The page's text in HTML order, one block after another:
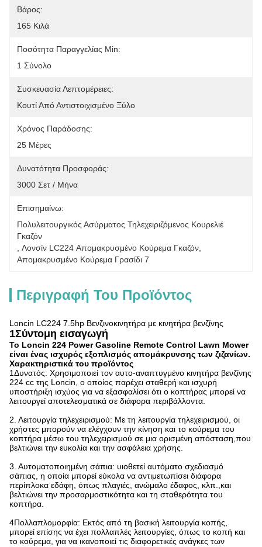
Βάρος:
165 Κιλά
Ποσότητα Παραγγελίας Min:
1 Σύνολο
Συσκευασία Λεπτομέρειες:
Κουτί Από Αντιστοιχισμένο Ξύλο
Χρόνος Παράδοσης:
25 Μέρες
Δυνατότητα Προσφοράς:
3000 Σετ / Μήνα
Επισημαίνω:
Πολυλειτουργικός Ασύρματος Τηλεχειριζόμενος Κουρελιέ
Γκαζόν
Λονσίν LC224 Απομακρυσμένο Κούρεμα Γκαζόν
Απομακρυσμένο Κούρεμα Γρασίδι 7
Περιγραφή Του Προϊόντος
Loncin LC224 7.5hp Βενζινοκινητήρα με κινητήρα βενζίνης
1Σύντομη εισαγωγή
Το Loncin 224 Power Gasoline Remote Control Lawn Mower
είναι ένας ισχυρός εξοπλισμός απομάκρυνσης των ζιζανίων.
Χαρακτηριστικά του προϊόντος
1Δυνατός: Χρησιμοποιεί τον αυτο-αναπτυγμένο κινητήρα βενζίνης
224 cc της Loncin, ο οποίος παρέχει σταθερή και ισχυρή
υποστήριξη ισχύος για να εξασφαλίσει ότι ο κοπτήρας μπορεί να
λειτουργεί αποτελεσματικά σε διάφορα περιβάλλοντα.
2. Λειτουργία τηλεχειρισμού: Με τη λειτουργία τηλεχειρισμού, οι
χρήστες μπορούν να ελέγχουν την κίνηση και το κούρεμα του
κοπτήρα μέσω του τηλεχειρισμού σε μια ορισμένη απόσταση,που
βελτιώνει την ευκολία και την ασφάλεια χρήσης.
3. Αυτοματοποιημένη σάπια: υιοθετεί αυτόματο σχεδιασμό
σάπιας, η οποία μπορεί εύκολα να αντιμετωπίσει διάφορα
περίπλοκα εδάφη, όπως πλαγιές, ανώμαλο έδαφος, κλπ.,και
βελτιώνει την προσαρμοστικότητα και τη σταθερότητα του
κοπτήρα.
4Πολλαπλομορφία: Εκτός από τη βασική λειτουργία κοπής,
μπορεί επίσης να έχει πολλαπλές λειτουργίες, όπως το κοπή και
το κούρεμα, για να ικανοποιεί τις διαφορετικές ανάγκες των